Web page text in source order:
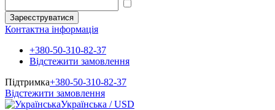
Зареєструватися
Контактна інформація
+380-50-310-82-37
Відстежити замовлення
Підтримка+380-50-310-82-37
Відстежити замовлення
Українська / USD